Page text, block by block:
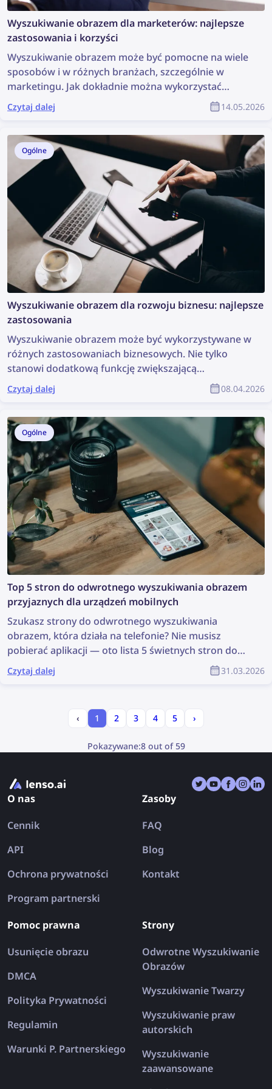
Wyszukiwanie obrazem dla marketerów: najlepsze
zastosowania i korzyści
Wyszukiwanie obrazem może być pomocne na wiele
sposobów i w różnych branżach, szczególnie w
marketingu. Jak dokładnie można wykorzystać
technologię wyszukiwania obrazem i jakie korzyści
można dzięki niej osiągnąć?
Czytaj dalej 14.05.2026
Ogólne
Wyszukiwanie obrazem dla rozwoju biznesu: najlepsze
zastosowania
Wyszukiwanie obrazem może być wykorzystywane w
różnych zastosowaniach biznesowych. Nie tylko
stanowi dodatkową funkcję zwiększającą
zaangażowanie użytkowników, ale przede wszystkim
wspiera różne etapy weryfikacji oraz procesu
zastosowaniom wyszukiwania obrazem.
Czytaj dalej 08.04.2026
Ogólne
Top 5 stron do odwrotnego wyszukiwania obrazem
przyjaznych dla urządzeń mobilnych
Szukasz strony do odwrotnego wyszukiwania
obrazem, która działa na telefonie? Nie musisz
pobierać aplikacji — oto lista 5 świetnych stron do
odwrotnego wyszukiwania obrazem, które działają
na urządzeniach mobilnych bez konieczności
Czytaj dalej 31.03.2026
‹ 1 2 3 4 5 ›
Pokazywane:8 out of 59
O nas
Cennik
API
Ochrona prywatności
Program partnerski
Zasoby
FAQ
Blog
Kontakt
Pomoc prawna
Usunięcie obrazu
DMCA
Polityka Prywatności
Regulamin
Warunki P. Partnerskiego
Strony
Odwrotne Wyszukiwanie
Obrazów
Wyszukiwanie Twarzy
Wyszukiwanie praw
autorskich
Wyszukiwanie
zaawansowane